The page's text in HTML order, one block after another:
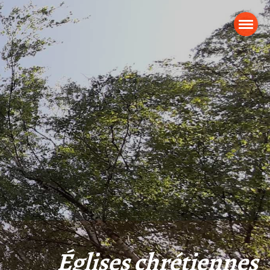
Églises chrétiennes